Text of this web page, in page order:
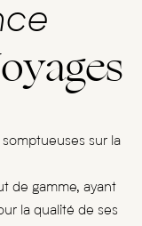
sur la
de gamme, ayant
la qualité de ses